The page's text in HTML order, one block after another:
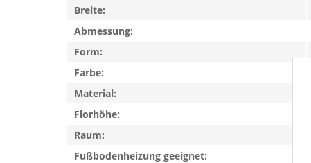
Breite:
Abmessung:
Form:
Farbe:
Material:
Florhöhe:
Raum:
Fußbodenheizung geeignet: